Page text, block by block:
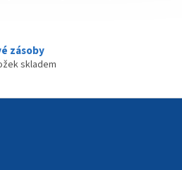
zásoby
skladem